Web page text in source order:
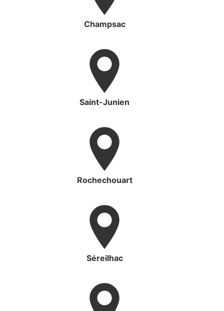
Champsac
Saint-Junien
Rochechouart
Séreilhac